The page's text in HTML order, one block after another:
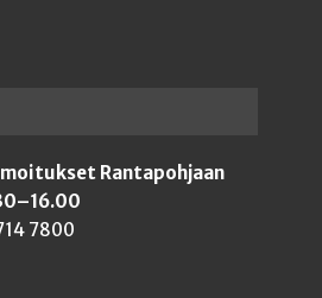
Rantapohjaan
7800